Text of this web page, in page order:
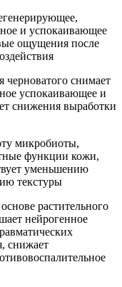
и успокаивающее
ощущения после
черноватого снимает
успокаивающее и
снижения выработки
микробиоты,
функции кожи,
уменьшению
текстуры
растительного
нейрогенное
снижает